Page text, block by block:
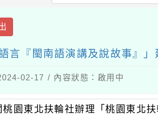
言『閩南語演講及說故事』」
02-17 / 內容狀態：啟用中
桃園東北扶輪社辦理「桃園東北